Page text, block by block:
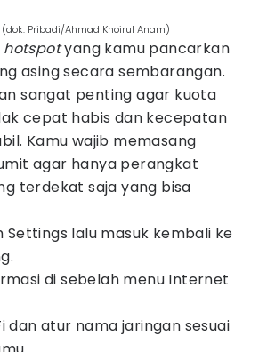
Pribadi/Ahmad Khoirul Anam)
hotspotyang kamu pancarkan
asing secara sembarangan.
sangat penting agar kuota
cepat habis dan kecepatan
Kamu wajib memasang
agar hanya perangkat
terdekat saja yang bisa
Settings lalu masuk kembali ke
di sebelah menu Internet
dan atur nama jaringan sesuai